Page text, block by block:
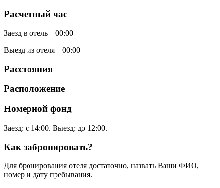
Расчетный час
Заезд в отель – 00:00
Выезд из отеля – 00:00
Расстояния
Расположение
Номерной фонд
Заезд: с 14:00. Выезд: до 12:00.
Как забронировать?
Для бронирования отеля достаточно, назвать Ваши ФИО,
номер и дату пребывания.